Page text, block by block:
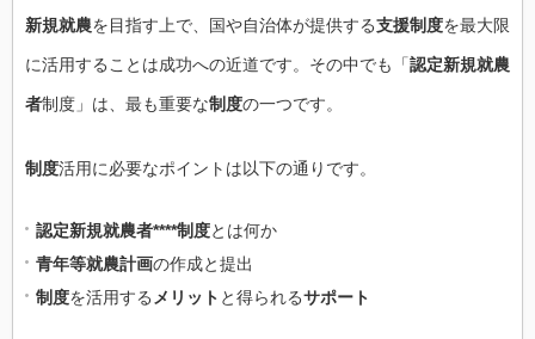
新規就農を目指す上で、国や自治体が提供する支援制度を最大限
に活用することは成功への近道です。その中でも「認定新規就農
者制度」は、最も重要な制度の一つです。
制度活用に必要なポイントは以下の通りです。
認定新規就農者****制度とは何か
青年等就農計画の作成と提出
制度を活用する メリット と得られるサポート